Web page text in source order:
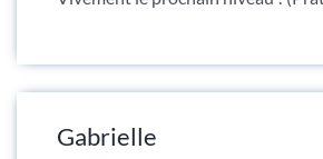
Gabrielle